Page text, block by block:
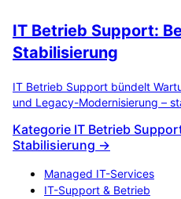
IT Betrieb Support:
Stabilisierung
IT Betrieb Support bündelt
und Legacy-Modernisierung –
Kategorie IT Betrieb
Stabilisierung →
Managed IT-Services
IT-Support & Betrieb